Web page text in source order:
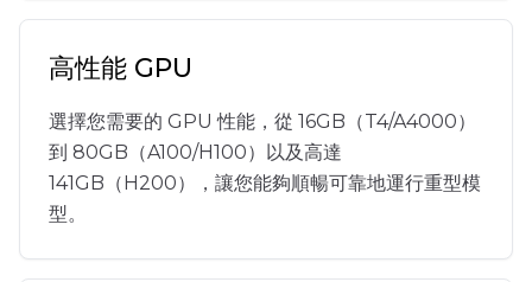
高性能 GPU
選擇您需要的 GPU 性能，從 16GB（T4/A4000）
到 80GB（A100/H100）以及高達
141GB（H200），讓您能夠順暢可靠地運行重型模
型。